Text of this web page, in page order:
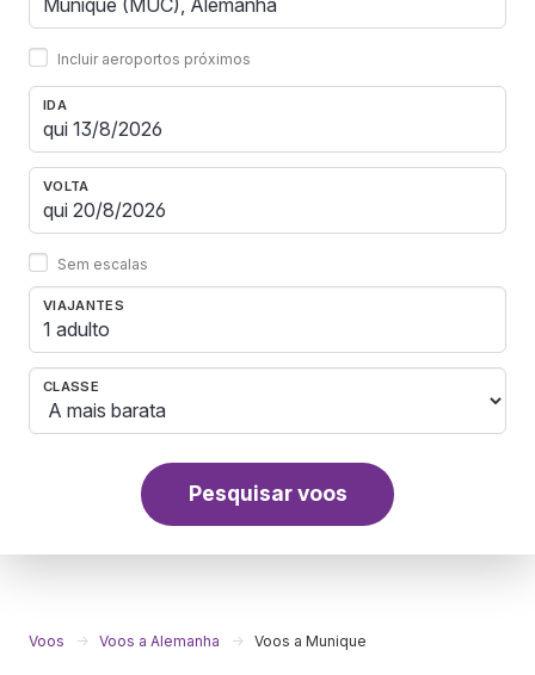
Incluir aeroportos próximos
IDA
VOLTA
Sem escalas
VIAJANTES
1 adulto
CLASSE
Pesquisar voos
Voos Voos a Alemanha Voos a Munique